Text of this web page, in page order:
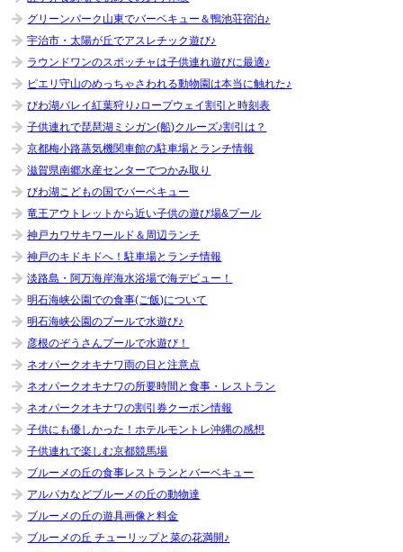
グリーンパーク山東でバーベキュー＆鴨池荘宿泊♪
宇治市・太陽が丘でアスレチック遊び♪
ラウンドワンのスポッチャは子供連れ遊びに最適♪
ピエリ守山のめっちゃさわれる動物園は本当に触れた♪
びわ湖バレイ紅葉狩り♪ロープウェイ割引と時刻表
子供連れで琵琶湖ミシガン(船)クルーズ♪割引は？
京都梅小路蒸気機関車館の駐車場とランチ情報
滋賀県南郷水産センターでつかみ取り
びわ湖こどもの国でバーベキュー
竜王アウトレットから近い子供の遊び場&プール
神戸カワサキワールド＆周辺ランチ
神戸のキドキドへ！駐車場とランチ情報
淡路島・阿万海岸海水浴場で海デビュー！
明石海峡公園での食事(ご飯)について
明石海峡公園のプールで水遊び♪
彦根のぞうさんプールで水遊び！
ネオパークオキナワ雨の日と注意点
ネオパークオキナワの所要時間と食事・レストラン
ネオパークオキナワの割引券クーポン情報
子供にも優しかった！ホテルモントレ沖縄の感想
子供連れで楽しむ京都競馬場
ブルーメの丘の食事レストランとバーベキュー
アルパカなどブルーメの丘の動物達
ブルーメの丘の遊具画像と料金
ブルーメの丘 チューリップと菜の花満開♪